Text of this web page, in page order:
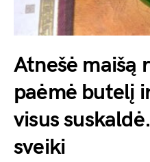
Atnešė maišą
paėmė butelį
visus
sveiki